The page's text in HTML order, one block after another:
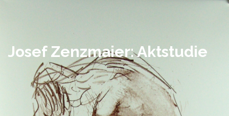
Josef Zenzmaier: Aktstudie